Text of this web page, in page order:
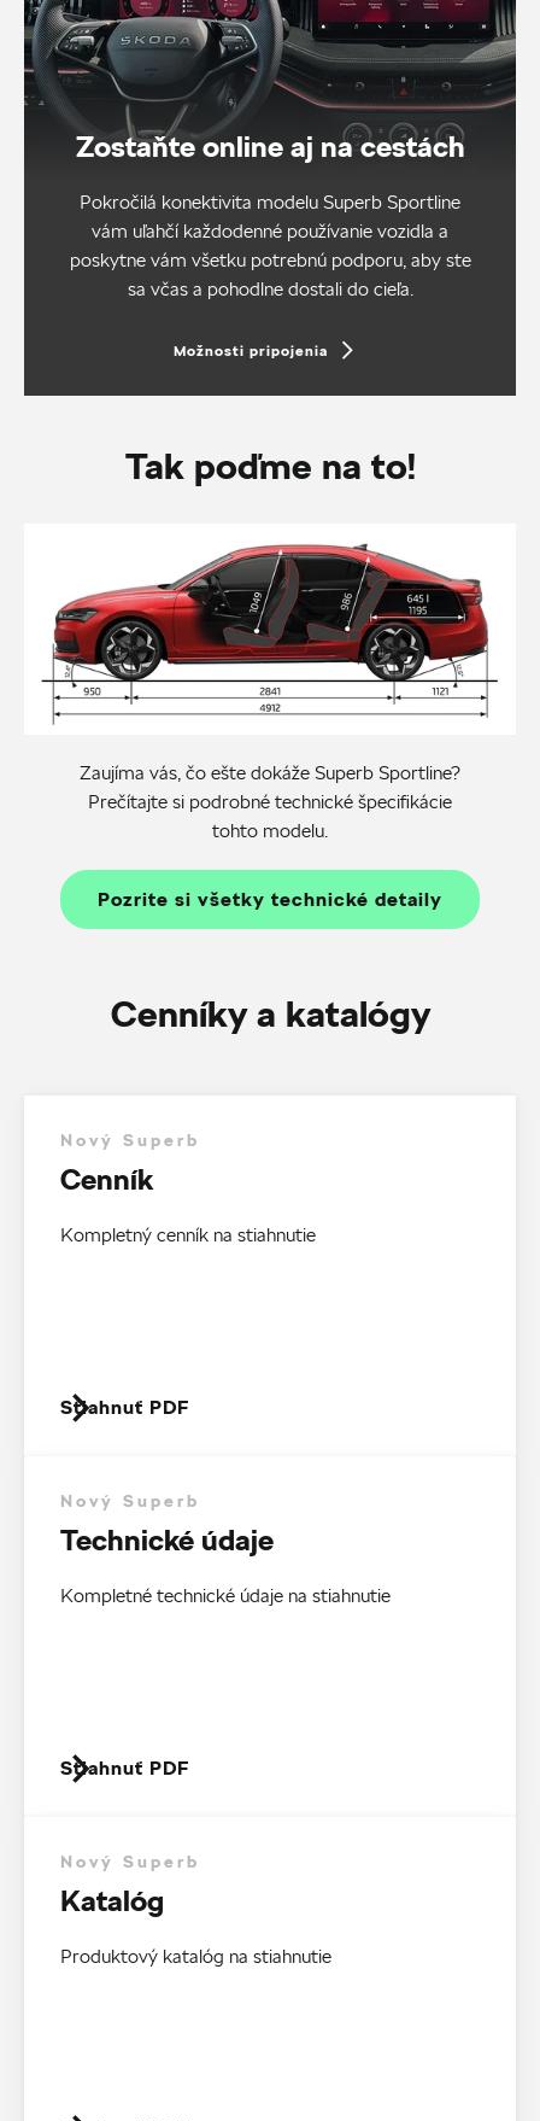
Zostaňte online aj na cestách
Pokročilá konektivita modelu Superb Sportline
vám uľahčí každodenné používanie vozidla a
poskytne vám všetku potrebnú podporu, aby ste
sa včas a pohodlne dostali do cieľa.
Možnosti pripojenia
Tak poďme na to!
Zaujíma vás, čo ešte dokáže Superb Sportline?
Prečítajte si podrobné technické špecifikácie
tohto modelu.
Pozrite si všetky technické detaily
Cenníky a katalógy
Nový Superb
Cenník
Kompletný cenník na stiahnutie
Stiahnuť PDF
Nový Superb
Technické údaje
Kompletné technické údaje na stiahnutie
Stiahnuť PDF
Nový Superb
Katalóg
Produktový katalóg na stiahnutie